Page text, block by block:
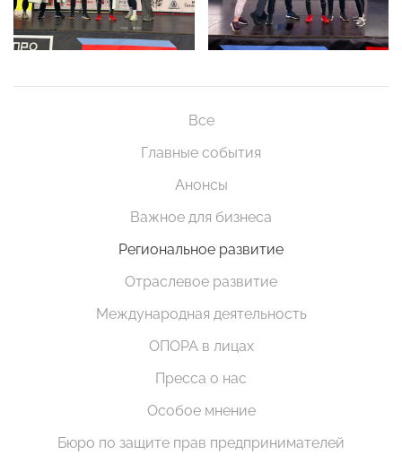
Все
Главные события
Анонсы
Важное для бизнеса
Региональное развитие
Отраслевое развитие
Международная деятельность
ОПОРА в лицах
Пресса о нас
Особое мнение
Бюро по защите прав предпринимателей